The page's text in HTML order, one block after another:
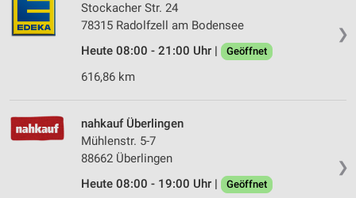
❯
Stockacher Str. 24
78315 Radolfzell am Bodensee
Heute 08:00 - 21:00 Uhr |
Geöffnet
616,86 km
❯
nahkauf Überlingen
Mühlenstr. 5-7
88662 Überlingen
Heute 08:00 - 19:00 Uhr |
Geöffnet